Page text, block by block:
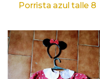
Porrista azul talle 8